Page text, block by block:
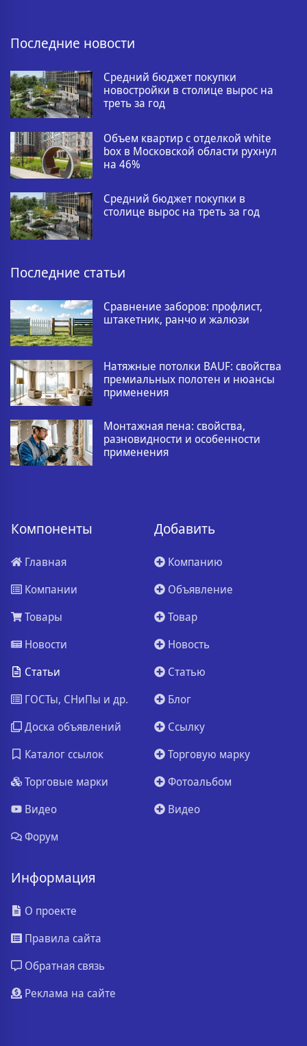
Последние новости
Средний бюджет покупки
новостройки в столице вырос на
треть за год
Объем квартир с отделкой white
box в Московской области рухнул
на 46%
Средний бюджет покупки в
столице вырос на треть за год
Последние статьи
Сравнение заборов: профлист,
штакетник, ранчо и жалюзи
Натяжные потолки BAUF: свойства
премиальных полотен и нюансы
применения
Монтажная пена: свойства,
разновидности и особенности
применения
Компоненты
Главная
Компании
Товары
Новости
Статьи
ГОСТы, СНиПы и др.
Доска объявлений
Каталог ссылок
Торговые марки
Видео
Форум
Добавить
Компанию
Объявление
Товар
Новость
Статью
Блог
Ссылку
Торговую марку
Фотоальбом
Видео
Информация
О проекте
Правила сайта
Обратная связь
Реклама на сайте